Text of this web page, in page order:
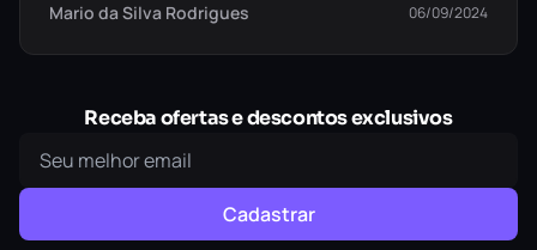
Mario da Silva Rodrigues
06/09/2024
Receba ofertas e descontos exclusivos
Cadastrar